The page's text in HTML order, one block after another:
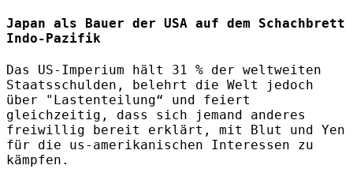
Japan als Bauer der USA auf dem Schachbrett
Indo-Pazifik
Das US-Imperium hält 31 % der weltweiten
Staatsschulden, belehrt die Welt jedoch
über "Lastenteilung“ und feiert
gleichzeitig, dass sich jemand anderes
freiwillig bereit erklärt, mit Blut und Yen
für die us-amerikanischen Interessen zu
kämpfen.